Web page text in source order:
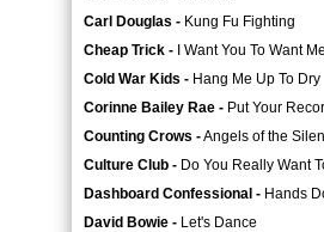
Carl Douglas - Kung Fu Fighting
Cheap Trick - I Want You To Want
Cold War Kids - Hang Me Up To Dry
Corinne Bailey Rae - Put Your
Counting Crows -Angels of the
Culture Club - Do You Really Want
Dashboard Confessional - Hands
David Bowie - Let's Dance